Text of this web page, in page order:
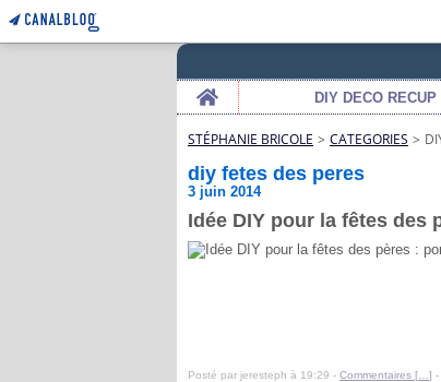
Home
DIY DECO RECUP
STÉPHANIE BRICOLE > CATEGORIES >
diy fetes des peres
3 juin 2014
Idée DIY pour la fêtes des
Posté par jeresteph à 19:29 - Commentaires [ ] -